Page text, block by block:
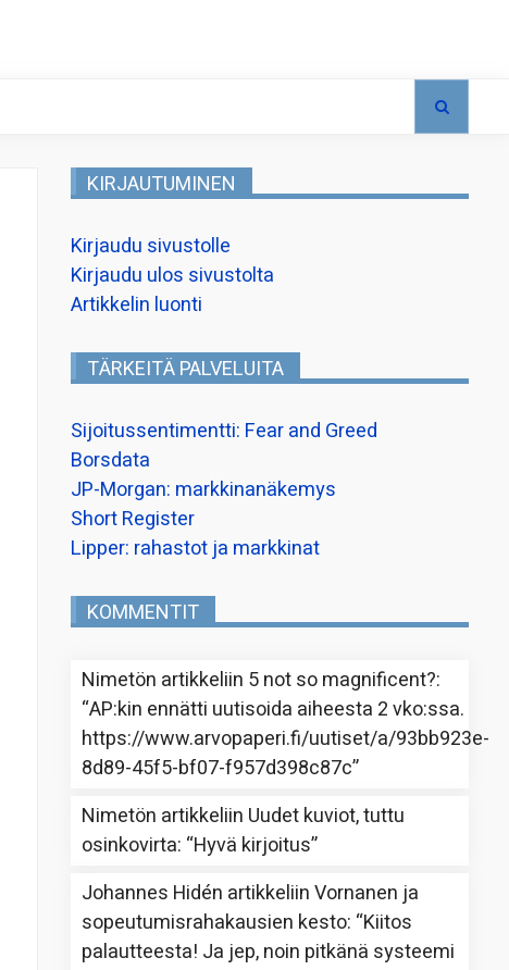
KIRJAUTUMINEN
Kirjaudu sivustolle
Kirjaudu ulos sivustolta
Artikkelin luonti
TÄRKEITÄ PALVELUITA
Sijoitussentimentti: Fear and Greed
Borsdata
JP-Morgan: markkinanäkemys
Short Register
Lipper: rahastot ja markkinat
KOMMENTIT
Nimetön artikkeliin 5 not so magnificent?:
“AP:kin ennätti uutisoida aiheesta 2 vko:ssa.
https://www.arvopaperi.fi/uutiset/a/93bb923e-
8d89-45f5-bf07-f957d398c87c”
Nimetön artikkeliin Uudet kuviot, tuttu
osinkovirta: “Hyvä kirjoitus”
Johannes Hidén artikkeliinVornanen ja
sopeutumisrahakausien kesto: “Kiitos
palautteesta! Ja jep, noin pitkänä systeemi